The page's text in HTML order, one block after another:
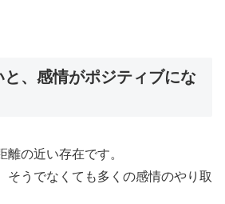
、感情がポジティブにな
離の近い存在です。
そうでなくても多くの感情のやり取